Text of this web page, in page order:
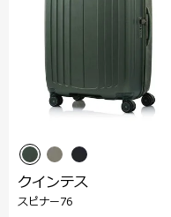
クインテス
スピナー76